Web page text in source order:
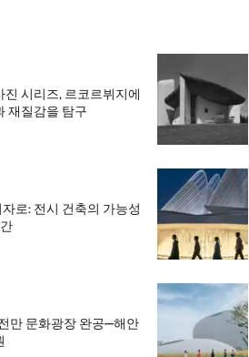
시리즈, 르코르뷔지에
재질감을 탐구
로: 전시 건축의 가능성
만 문화광장 완공—해안